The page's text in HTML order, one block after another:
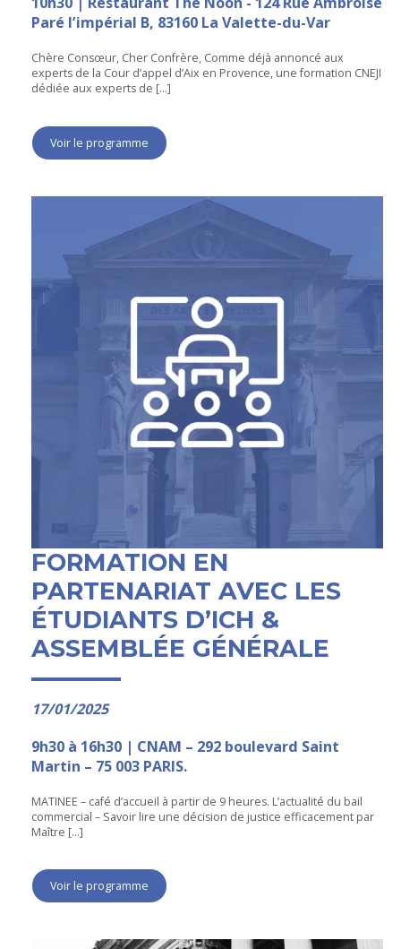
Paré l’impérial B, 83160 La Valette-du-Var
Chère Consœur, Cher Confrère, Comme déjà annoncé aux
experts de la Cour d’appel d’Aix en Provence, une formation CNEJI
dédiée aux experts de […]
Voir le programme
FORMATION EN
PARTENARIAT AVEC LES
ÉTUDIANTS D’ICH &
ASSEMBLÉE GÉNÉRALE
17/01/2025
9h30 à 16h30 | CNAM – 292 boulevard Saint
Martin – 75 003 PARIS.
MATINEE – café d’accueil à partir de 9 heures. L’actualité du bail
commercial – Savoir lire une décision de justice efficacement par
Maître […]
Voir le programme